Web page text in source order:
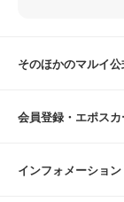
そのほかのマルイ
会員登録・エポス
インフォメーション